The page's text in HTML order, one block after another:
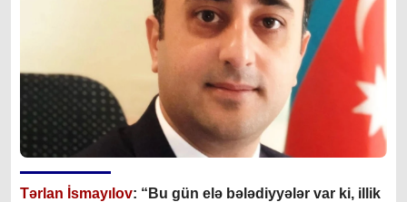
Tərlan İsmayılov: “Bu gün elə bələdiyyələr var ki, illik